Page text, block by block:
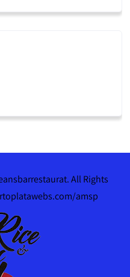
All Rights
amsp